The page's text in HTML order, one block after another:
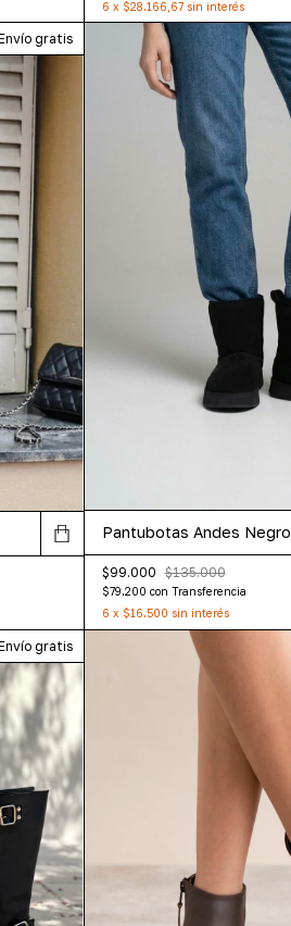
6 x $28.166,67 sin interés
gratis
Pantubotas Andes Negro
$99.000 $135.000
$79.200 con Transferencia
6 x $16.500 sin interés
gratis